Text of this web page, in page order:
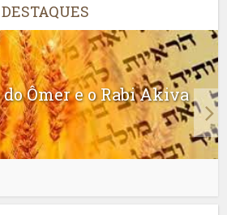
DESTAQUES
Ômer e o Rabi Akiva